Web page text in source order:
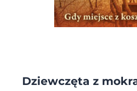
Dziewczęta z